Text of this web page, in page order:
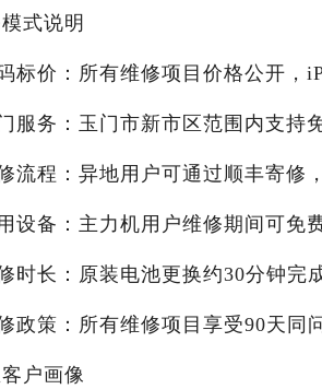
式说明
标价：所有维修项目价格公开，
服务：玉门市新市区范围内支持
流程：异地用户可通过顺丰寄修
设备：主力机用户维修期间可免
时长：原装电池更换约30分钟完
政策：所有维修项目享受90天同
户画像